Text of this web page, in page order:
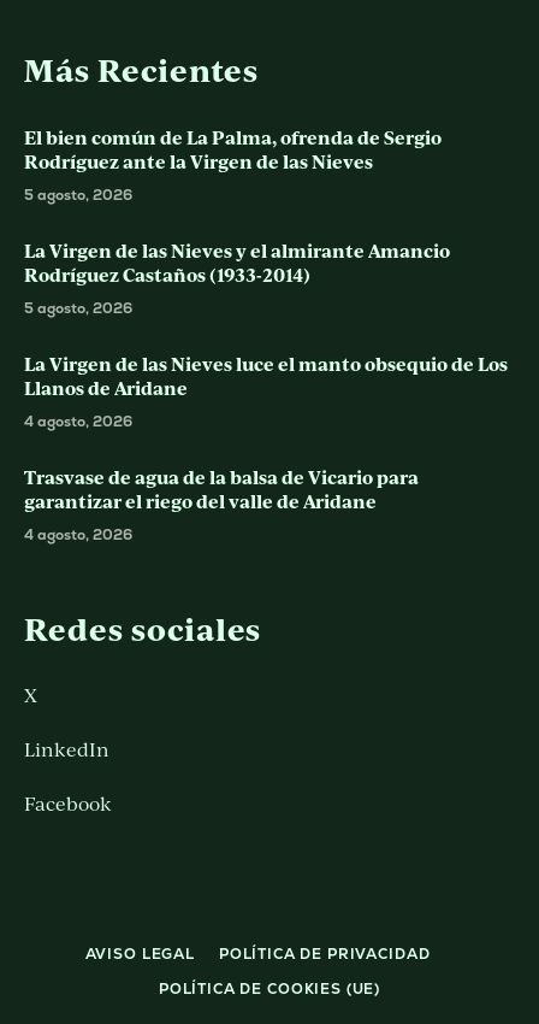
Más Recientes
El bien común de La Palma, ofrenda de Sergio
Rodríguez ante la Virgen de las Nieves
5 agosto, 2026
La Virgen de las Nieves y el almirante Amancio
Rodríguez Castaños (1933-2014)
5 agosto, 2026
La Virgen de las Nieves luce el manto obsequio de Los
Llanos de Aridane
4 agosto, 2026
Trasvase de agua de la balsa de Vicario para
garantizar el riego del valle de Aridane
4 agosto, 2026
Redes sociales
X
LinkedIn
Facebook
AVISO LEGAL
POLÍTICA DE PRIVACIDAD
POLÍTICA DE COOKIES (UE)